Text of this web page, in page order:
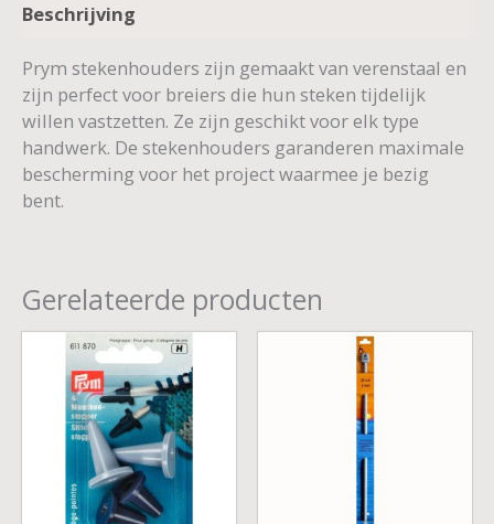
Beschrijving
Prym stekenhouders zijn gemaakt van verenstaal en
zijn perfect voor breiers die hun steken tijdelijk
willen vastzetten. Ze zijn geschikt voor elk type
handwerk. De stekenhouders garanderen maximale
bescherming voor het project waarmee je bezig
bent.
Gerelateerde producten